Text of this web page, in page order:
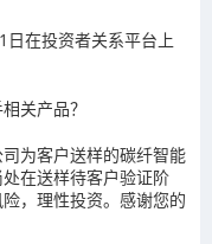
在投资者关系平台上
关产品？
为客户送样的碳纤智能
在送样待客户验证阶
，理性投资。感谢您的